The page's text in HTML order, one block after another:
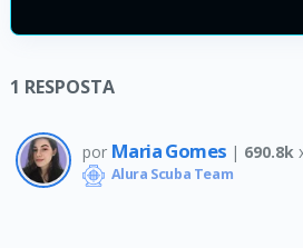
1 RESPOSTA
por Maria Gomes | 690.8k
Alura Scuba Team